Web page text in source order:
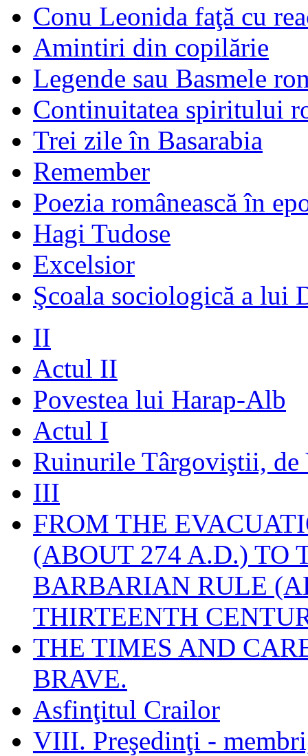
Conu Leonida faţă cu
Amintiri din copilărie
Legende sau Basmele
Continuitatea spiritului
Trei zile în Basarabia
Remember
Poezia românească în
Hagi Tudose
Excelsior
Şcoala sociologică a lui
II
Actul II
Povestea lui Harap-Alb
Actul I
Ruinurile Târgoviştii, de
III
FROM THE
(ABOUT 274 A.D.) TO
BARBARIAN RULE
THIRTEENTH
THE TIMES AND
BRAVE.
Asfinţitul Crailor
VIII. Preşedinţi -